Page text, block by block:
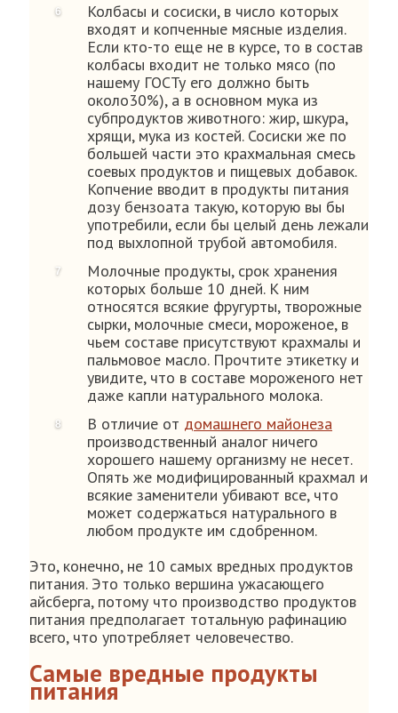
Колбасы и сосиски, в число которых
входят и копченные мясные изделия.
Если кто-то еще не в курсе, то в состав
колбасы входит не только мясо (по
нашему ГОСТу его должно быть
около30%), а в основном мука из
субпродуктов животного: жир, шкура,
хрящи, мука из костей. Сосиски же по
большей части это крахмальная смесь
соевых продуктов и пищевых добавок.
Копчение вводит в продукты питания
дозу бензоата такую, которую вы бы
употребили, если бы целый день лежали
под выхлопной трубой автомобиля.
Молочные продукты, срок хранения
которых больше 10 дней. К ним
относятся всякие фругурты, творожные
сырки, молочные смеси, мороженое, в
чьем составе присутствуют крахмалы и
пальмовое масло. Прочтите этикетку и
увидите, что в составе мороженого нет
даже капли натурального молока.
В отличие от домашнего майонеза
производственный аналог ничего
хорошего нашему организму не несет.
Опять же модифицированный крахмал и
всякие заменители убивают все, что
может содержаться натурального в
любом продукте им сдобренном.
Это, конечно, не 10 самых вредных продуктов
питания. Это только вершина ужасающего
айсберга, потому что производство продуктов
питания предполагает тотальную рафинацию
всего, что употребляет человечество.
Самые вредные продукты
питания